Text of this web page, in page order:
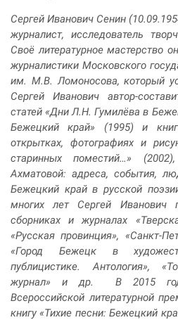
Сергей Иванович Сенин
журналист, исследователь
Своё литературное мастерство
журналистики Московского
им. М.В. Ломоносова, который
Сергей Иванович автор-
статей «Дни Л.Н. Гумилёва в
Бежецкий край» (1995) и
открытках, фотографиях и
старинных поместий…»
Ахматовой: адреса, события,
Бежецкий край в русской
многих лет Сергей Иванович
сборниках и журналах
«Русская провинция», «Санкт-
«Город Бежецк в
публицистике. Антология»,
журнал» и др. В 2015
Всероссийской литературной
книгу «Тихие песни: Бежецкий